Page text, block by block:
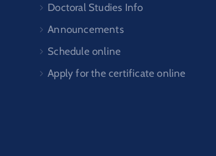
Doctoral Studies Info
Announcements
Schedule online
Apply for the certificate online